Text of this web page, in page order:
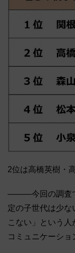
2位は高橋英樹・
―――今回の調査
定の子世代は少な
こない」という
コミュニケーショ